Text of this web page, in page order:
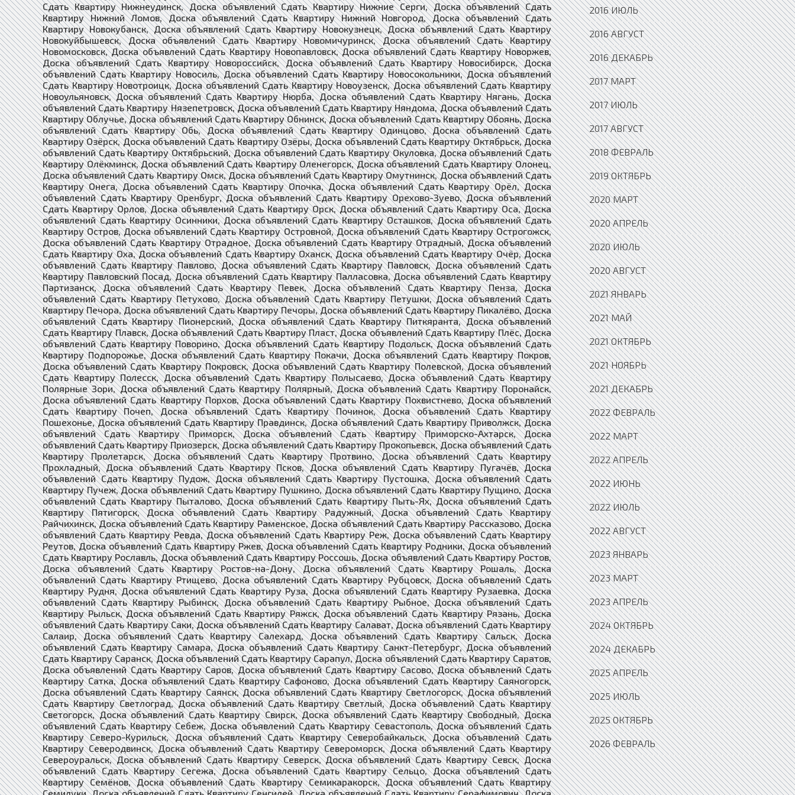
2016 ИЮЛЬ
2016 АВГУСТ
2016 ДЕКАБРЬ
2017 МАРТ
2017 ИЮЛЬ
2017 АВГУСТ
2018 ФЕВРАЛЬ
2019 ОКТЯБРЬ
2020 МАРТ
2020 АПРЕЛЬ
2020 ИЮЛЬ
2020 АВГУСТ
2021 ЯНВАРЬ
2021 МАЙ
2021 ОКТЯБРЬ
2021 НОЯБРЬ
2021 ДЕКАБРЬ
2022 ФЕВРАЛЬ
2022 МАРТ
2022 АПРЕЛЬ
2022 ИЮНЬ
2022 ИЮЛЬ
2022 АВГУСТ
2023 ЯНВАРЬ
2023 МАРТ
2023 АПРЕЛЬ
2024 ОКТЯБРЬ
2024 ДЕКАБРЬ
2025 АПРЕЛЬ
2025 ИЮЛЬ
2025 ОКТЯБРЬ
2026 ФЕВРАЛЬ